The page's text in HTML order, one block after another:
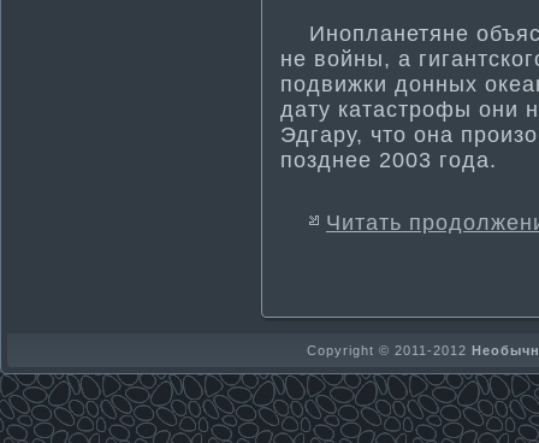
Инопланетяне
не войны, а
подвижки донных
дату катастрофы они
Эдгару, что она
позднее 2003 года.
Читать
Copyright © 2011-2012